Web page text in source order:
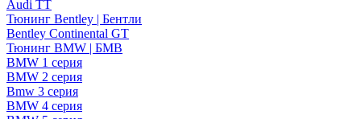
Audi TT
Тюнинг Bentley | Бентли
Bentley Continental GT
Тюнинг BMW | БМВ
BMW 1 серия
BMW 2 серия
Bmw 3 серия
BMW 4 серия